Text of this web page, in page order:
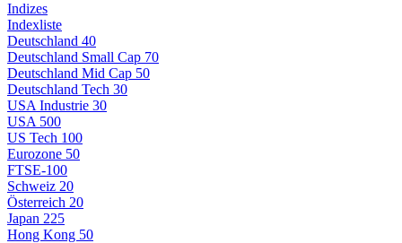
Indizes
Indexliste
Deutschland 40
Deutschland Small Cap 70
Deutschland Mid Cap 50
Deutschland Tech 30
USA Industrie 30
USA 500
US Tech 100
Eurozone 50
FTSE-100
Schweiz 20
Österreich 20
Japan 225
Hong Kong 50